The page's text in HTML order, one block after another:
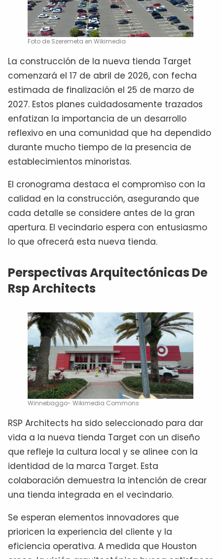
Foto de Szeremeta en Wikimedia
La construcción de la nueva tienda Target
comenzará el 17 de abril de 2026, con fecha
estimada de finalización el 25 de marzo de
2027. Estos planes cuidadosamente trazados
enfatizan la importancia de un desarrollo
reflexivo en una comunidad que ha dependido
durante mucho tiempo de la presencia de
establecimientos minoristas.
El cronograma destaca el compromiso con la
calidad en la construcción, asegurando que
cada detalle se considere antes de la gran
apertura. El vecindario espera con entusiasmo
lo que ofrecerá esta nueva tienda.
Perspectivas Arquitectónicas De
Rsp Architects
Winnebaggo- Wikimedia Commons
RSP Architects ha sido seleccionado para dar
vida a la nueva tienda Target con un diseño
que refleje la cultura local y se alinee con la
identidad de la marca Target. Esta
colaboración demuestra la intención de crear
una tienda integrada en el vecindario.
Se esperan elementos innovadores que
prioricen la experiencia del cliente y la
eficiencia operativa. A medida que Houston